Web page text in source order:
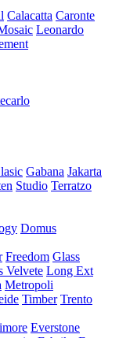
Calacatta Caronte
Leonardo
Gabana Jakarta
Studio Terratzo
Domus
Freedom Glass
Velvete Long Ext
Metropoli
Timber Trento
Everstone